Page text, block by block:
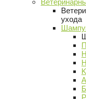
ухода